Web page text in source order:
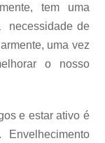
tem uma
necessidade de
uma vez
o nosso
e estar ativo é
Envelhecimento